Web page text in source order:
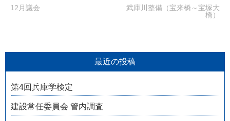
12月議会
武庫川整備（宝来橋～宝塚大
橋）
最近の投稿
第4回兵庫学検定
建設常任委員会 管内調査